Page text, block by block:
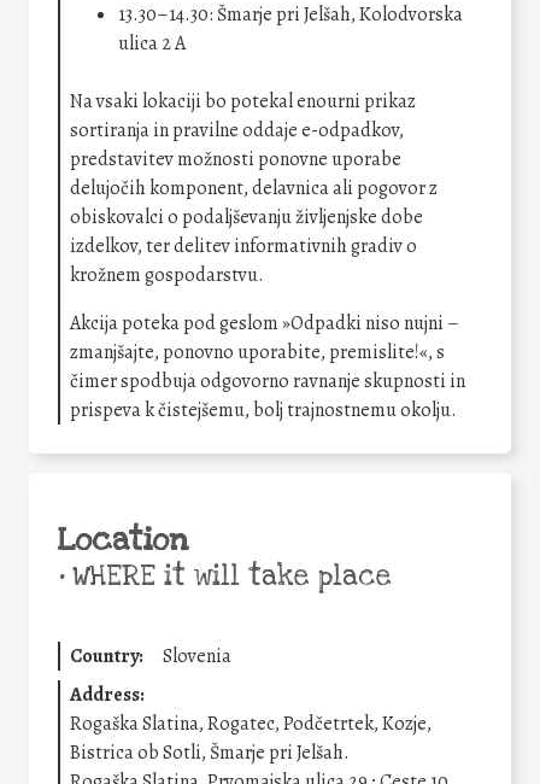
13.30–14.30: Šmarje pri Jelšah, Kolodvorska
ulica 2 A
Na vsaki lokaciji bo potekal enourni prikaz
sortiranja in pravilne oddaje e-odpadkov,
predstavitev možnosti ponovne uporabe
delujočih komponent, delavnica ali pogovor z
obiskovalci o podaljševanju življenjske dobe
izdelkov, ter delitev informativnih gradiv o
krožnem gospodarstvu.
Akcija poteka pod geslom »Odpadki niso nujni –
zmanjšajte, ponovno uporabite, premislite!«, s
čimer spodbuja odgovorno ravnanje skupnosti in
prispeva k čistejšemu, bolj trajnostnemu okolju.
Location
•WHERE it will take place
Country:
Slovenia
Address:
Rogaška Slatina, Rogatec, Podčetrtek, Kozje,
Bistrica ob Sotli, Šmarje pri Jelšah.